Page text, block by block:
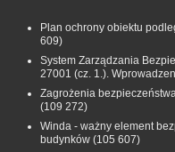
Plan ochrony obiektu
609)
System Zarządzania
27001 (cz. 1.).
Zagrożenia
(109 272)
Winda - ważny element
budynków (105 607)